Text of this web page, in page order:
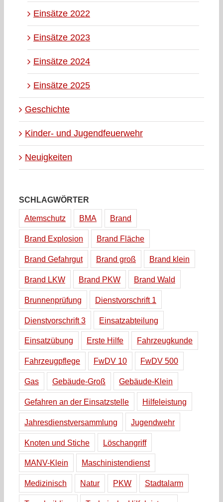
Einsätze 2022
Einsätze 2023
Einsätze 2024
Einsätze 2025
Geschichte
Kinder- und Jugendfeuerwehr
Neuigkeiten
SCHLAGWÖRTER
Atemschutz BMA Brand
Brand Explosion Brand Fläche
Brand Gefahrgut Brand groß Brand klein
Brand LKW Brand PKW Brand Wald
Brunnenprüfung Dienstvorschrift 1
Dienstvorschrift 3 Einsatzabteilung
Einsatzübung Erste Hilfe Fahrzeugkunde
Fahrzeugpflege FwDV 10 FwDV 500
Gas Gebäude-Groß Gebäude-Klein
Gefahren an der Einsatzstelle Hilfeleistung
Jahresdienstversammlung Jugendwehr
Knoten und Stiche Löschangriff
MANV-Klein Maschinistendienst
Medizinisch Natur PKW Stadtalarm